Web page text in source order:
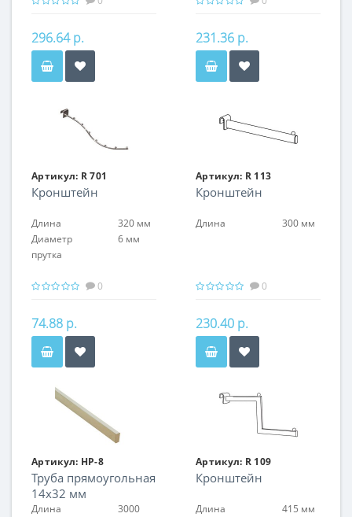
296.64 р. 231.36 р.
Артикул: R 701
Кронштейн
Длина
320 мм
Диаметр
прутка
6 мм
0
74.88 р.
Артикул: R 113
Кронштейн
Длина 300 мм
0
230.40 р.
Артикул: HP-8
Труба прямоугольная
14х32 мм
Длина
3000
Артикул: R 109
Кронштейн
Длина 415 мм